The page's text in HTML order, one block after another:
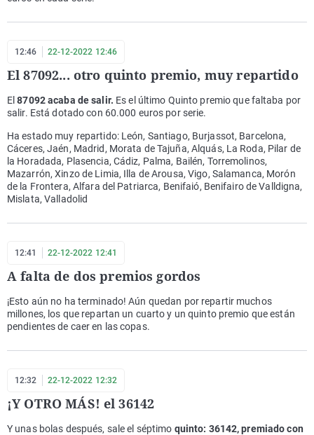
12:46 22-12-2022 12:46
El 87092... otro quinto premio, muy repartido
El87092 acaba de salir. Es el último Quinto premio que faltaba por
salir. Está dotado con 60.000 euros por serie.
Ha estado muy repartido: León, Santiago, Burjassot, Barcelona,
Cáceres, Jaén, Madrid, Morata de Tajuña, Alquás, La Roda, Pilar de
la Horadada, Plasencia, Cádiz, Palma, Bailén, Torremolinos,
Mazarrón, Xinzo de Limia, Illa de Arousa, Vigo, Salamanca, Morón
de la Frontera, Alfara del Patriarca, Benifaió, Benifairo de Valldigna,
Mislata, Valladolid
12:41 22-12-2022 12:41
A falta de dos premios gordos
¡Esto aún no ha terminado! Aún quedan por repartir muchos
millones, los que repartan un cuarto y un quinto premio que están
pendientes de caer en las copas.
12:32 22-12-2022 12:32
¡Y OTRO MÁS! el 36142
Y unas bolas después, sale el séptimo quinto: 36142, premiado con